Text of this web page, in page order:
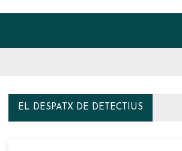
EL DESPATX DE DETECTIUS